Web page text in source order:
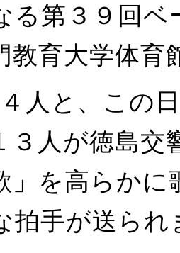
る第３９回
教育大学体育
人と、この
３人が徳島交
」を高らか
拍手が送られ